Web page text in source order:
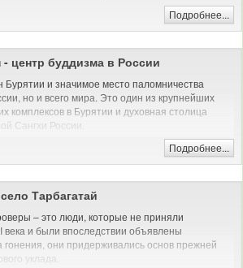
Подробнее...
центр буддизма в России
и значимое место паломничества
но и всего мира. Это один из крупнейших
комплексов в Бурятии и духовная столица
Сангхи России.
Сумэ" и "Гандан Даши Чойнхорлинг", что в
означает "монастырь Колесо Учения, приносящее
Советской власти, после проведения
в стране, Иволгинский дацан стал первым и
буддийским храмом, теперь он является
Подробнее...
Тарбагатай
– это люди, которые не приняли
и были впоследствии объявлены
они придерживались основ прежней
уклада.